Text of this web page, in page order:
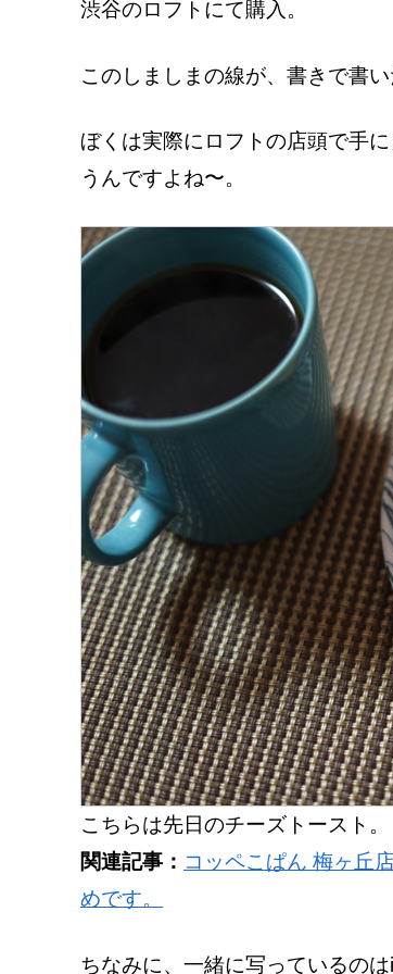
渋谷のロフトにて購入。
このしましまの線が、書きで書
ぼくは実際にロフトの店頭で手
うんですよね〜。
こちらは先日のチーズトースト。
関連記事： コッペこぱん 梅ヶ丘
めです。
ちなみに、一緒に写っているの